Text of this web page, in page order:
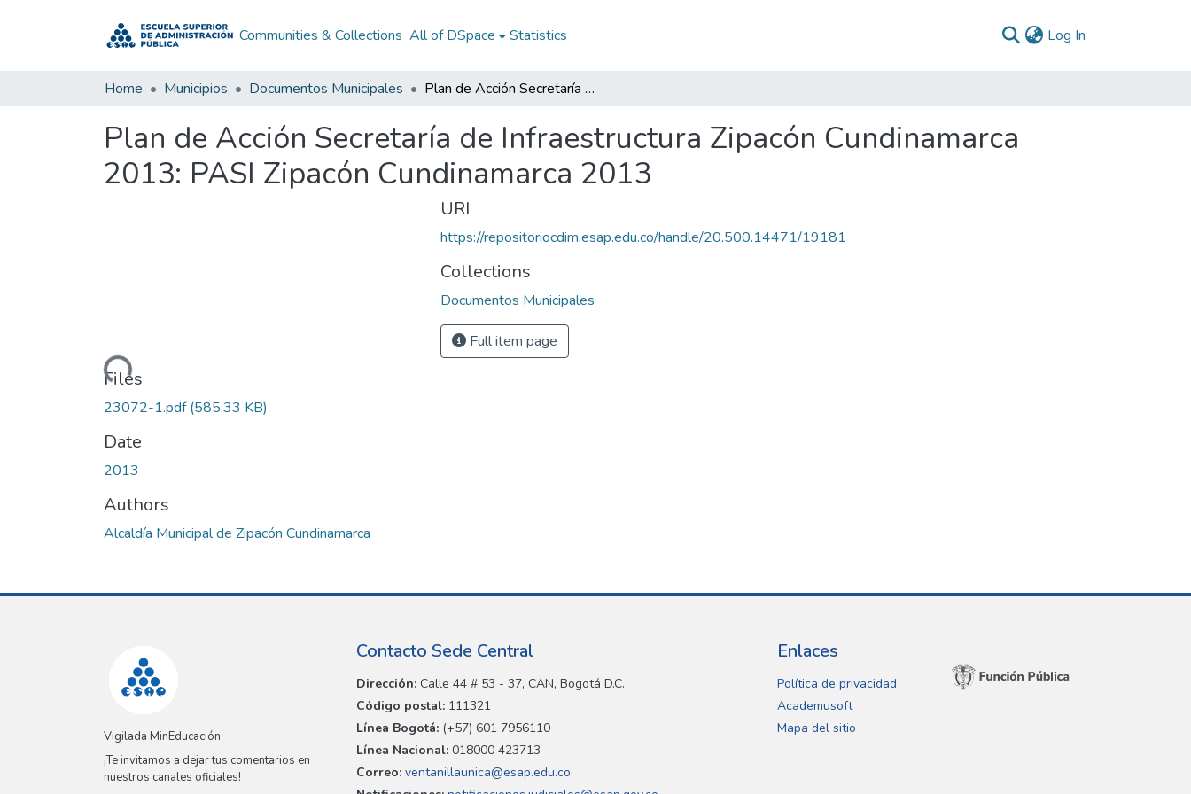
Communities & Collections All of DSpace Statistics Log In
Home Municipios Documentos Municipales Plan de Acción Secretaría de Infraestructura Zipacón Cundinamarca 2013: PASI Zipacón Cundinamarca 2013
Plan de Acción Secretaría de Infraestructura Zipacón Cundinamarca
2013: PASI Zipacón Cundinamarca 2013
Loading...
Files
23072-1.pdf(585.33 KB)
Date
2013
Authors
Alcaldía Municipal de Zipacón Cundinamarca
URI
https://repositoriocdim.esap.edu.co/handle/20.500.14471/19181
Collections
Documentos Municipales
Full item page
Vigilada MinEducación
¡Te invitamos a dejar tus comentarios en
nuestros canales oficiales!
Contacto Sede Central
Dirección: Calle 44 # 53 - 37, CAN, Bogotá D.C.
Código postal: 111321
Línea Bogotá: (+57) 601 7956110
Línea Nacional: 018000 423713
Correo: ventanillaunica@esap.edu.co
Enlaces
Política de privacidad
Academusoft
Mapa del sitio